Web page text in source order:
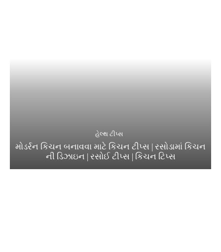
હેલ્થ ટીપ્સ
મોડર્રન કિચન બનાવવા માટે કિચન ટીપ્સ | રસોડામાં કિચન
ની ડિઝાઇન | રસોઈ ટીપ્સ | કિચન ટિપ્સ